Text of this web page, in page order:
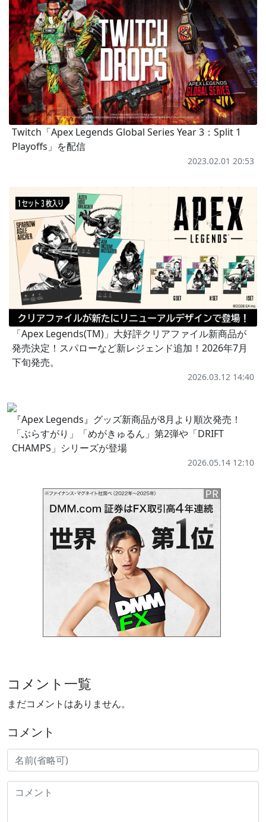
Twitch「Apex Legends Global Series Year 3：Split 1
Playoffs」を配信
2023.02.01 20:53
「Apex Legends(TM)」大好評クリアファイル新商品が
発売決定！スパローなど新レジェンド追加！2026年7月
下旬発売。
2026.03.12 14:40
『Apex Legends』グッズ新商品が8月より順次発売！
「ぶらすがり」「めがきゅるん」第2弾や「DRIFT
CHAMPS」シリーズが登場
2026.05.14 12:10
コメント一覧
まだコメントはありません。
コメント